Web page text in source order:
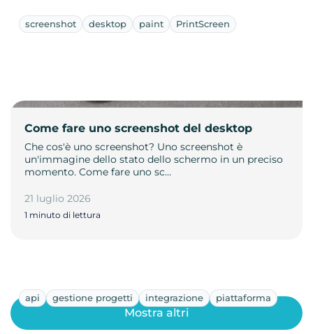
screenshot desktop paint PrintScreen
Come fare uno screenshot del desktop
Che cos'è uno screenshot? Uno screenshot è
un'immagine dello stato dello schermo in un preciso
momento. Come fare uno sc…
21 luglio 2026
1 minuto di lettura
api gestione progetti integrazione piattaforma
Mostra altri